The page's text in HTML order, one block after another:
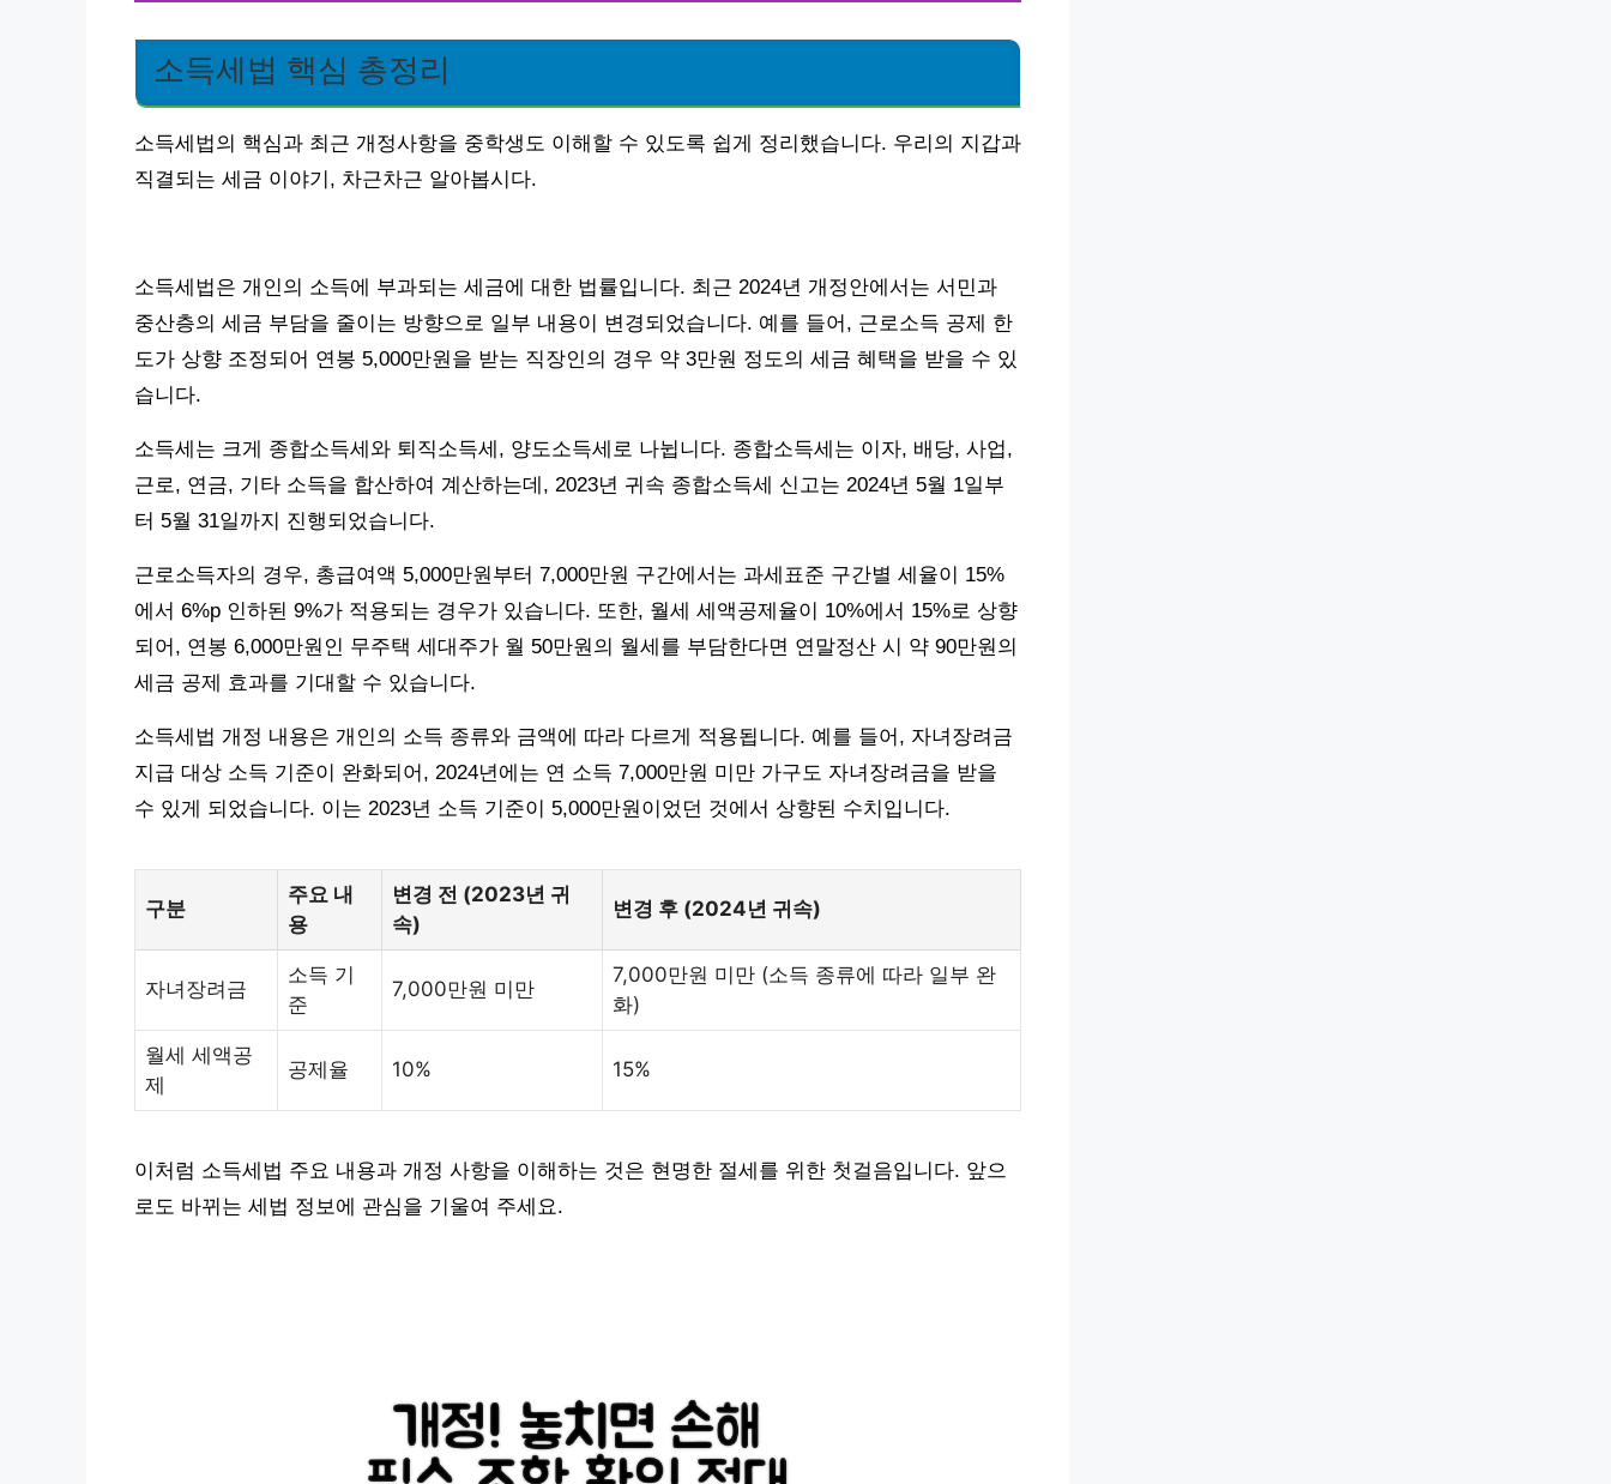
소득세법 핵심 총정리
소득세법의 핵심과 최근 개정사항을 중학생도 이해할 수 있도록 쉽게 정리했습니다. 우리의 지갑과
직결되는 세금 이야기, 차근차근 알아봅시다.
소득세법은 개인의 소득에 부과되는 세금에 대한 법률입니다. 최근 2024년 개정안에서는 서민과
중산층의 세금 부담을 줄이는 방향으로 일부 내용이 변경되었습니다. 예를 들어, 근로소득 공제 한
도가 상향 조정되어 연봉 5,000만원을 받는 직장인의 경우 약 3만원 정도의 세금 혜택을 받을 수 있
습니다.
소득세는 크게 종합소득세와 퇴직소득세, 양도소득세로 나뉩니다. 종합소득세는 이자, 배당, 사업,
근로, 연금, 기타 소득을 합산하여 계산하는데, 2023년 귀속 종합소득세 신고는 2024년 5월 1일부
터 5월 31일까지 진행되었습니다.
근로소득자의 경우, 총급여액 5,000만원부터 7,000만원 구간에서는 과세표준 구간별 세율이 15%
에서 6%p 인하된 9%가 적용되는 경우가 있습니다. 또한, 월세 세액공제율이 10%에서 15%로 상향
되어, 연봉 6,000만원인 무주택 세대주가 월 50만원의 월세를 부담한다면 연말정산 시 약 90만원의
세금 공제 효과를 기대할 수 있습니다.
소득세법 개정 내용은 개인의 소득 종류와 금액에 따라 다르게 적용됩니다. 예를 들어, 자녀장려금
지급 대상 소득 기준이 완화되어, 2024년에는 연 소득 7,000만원 미만 가구도 자녀장려금을 받을
수 있게 되었습니다. 이는 2023년 소득 기준이 5,000만원이었던 것에서 상향된 수치입니다.
구분
주요 내
용
변경 전 (2023년 귀
속)
변경 후 (2024년 귀속)
자녀장려금
소득 기
준
7,000만원 미만
7,000만원 미만 (소득 종류에 따라 일부 완
화)
월세 세액공
제
공제율 10% 15%
이처럼 소득세법 주요 내용과 개정 사항을 이해하는 것은 현명한 절세를 위한 첫걸음입니다. 앞으
로도 바뀌는 세법 정보에 관심을 기울여 주세요.